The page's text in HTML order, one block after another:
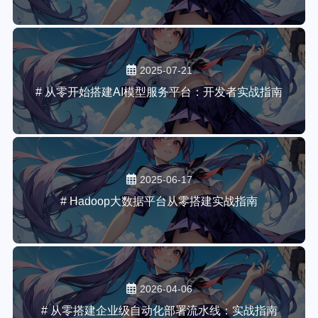
2025-07-21
# 从零开始搭建AI模型服务平台：开发者实战指南
2025-06-17
# Hadoop大数据平台从零搭建实战指南
2026-04-06
# 从零搭建企业级自动化部署流水线：实战指南